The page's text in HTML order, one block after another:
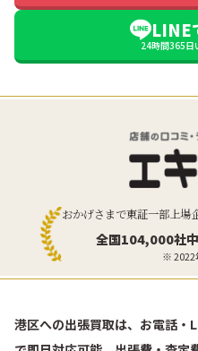
LINE
24時間365日
おかげさまで東証一部上場
全国104,000社中
※ 2022
港区への出張買取は、お電話・